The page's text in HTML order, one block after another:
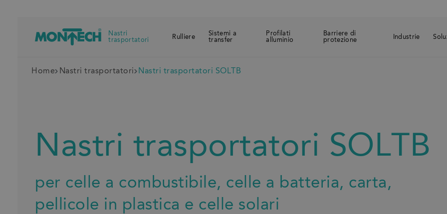
Nastri
trasportatori
Rulliere
Sistemi a
transfer
Profilati
alluminio
Barriere di
protezione
Industrie
Home Nastri trasportatori Nastri trasportatori SOLTB
Nastri trasportatori SOLTB
per celle a combustibile, celle a batteria, carta,
pellicole in plastica e celle solari